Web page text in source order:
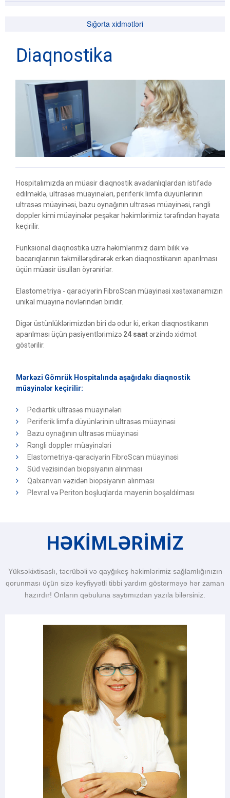
Sığorta xidmətləri
Diaqnostika
Hospitalımızda ən müasir diaqnostik avadanlıqlardan istifadə
edilməklə, ultrasəs müayinələri, periferik limfa düyünlərinin
ultrasəs müayinəsi, bazu oynağının ultrasəs müayinəsi, rəngli
doppler kimi müayinələr peşəkar həkimlərimiz tərəfindən həyata
keçirilir.
Funksional diaqnostika üzrə həkimlərimiz daim bilik və
bacarıqlarının təkmillərşdirərək erkən diaqnostikanın aparılması
üçün müasir üsulları öyrənirlər.
Elastometriya - qaraciyərin FibroScan müayinəsi xəstəxanamızın
unikal müayinə növlərindən biridir.
Digər üstünlüklərimizdən biri də odur ki, erkən diaqnostikanın
aparılması üçün pasiyentlərimizə 24 saatərzində xidmət
göstərilir.
Mərkəzi Gömrük Hospitalında aşağıdakı diaqnostik
müayinələr keçirilir:
Pediartik ultrasəs müayinələri
Periferik limfa düyünlərinin ultrasəs müayinəsi
Bazu oynağının ultrasəs müayinəsi
Rəngli doppler müayinələri
Elastometriya-qaraciyərin FibroScan müayinəsi
Süd vəzisindən biopsiyanın alınması
Qalxanvarı vəzidən biopsiyanın alınması
Plevral və Periton boşluqlarda mayenin boşaldılması
HƏKİMLƏRİMİZ
Yüksəkixtisaslı, təcrübəli və qayğıkeş həkimlərimiz sağlamlığınızın
qorunması üçün sizə keyfiyyətli tibbi yardım göstərməyə hər zaman
hazırdır! Onların qəbuluna saytımızdan yazıla bilərsiniz.